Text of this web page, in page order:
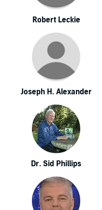
Robert Leckie
Joseph H. Alexander
Dr. Sid Phillips